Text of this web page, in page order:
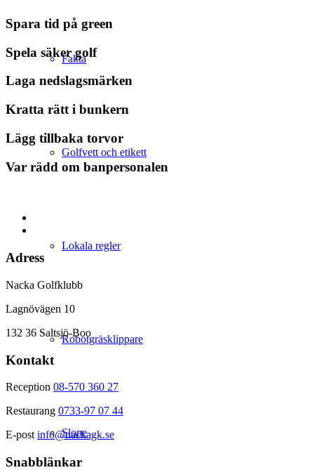
Fakta
Golfvett och etikett
Lokala regler
Robotgräsklippare
Slope
Spara tid på green
Spela säker golf
Laga nedslagsmärken
Kratta rätt i bunkern
Lägg tillbaka torvor
Var rädd om banpersonalen
Adress
Nacka Golfklubb
Lagnövägen 10
132 36 Saltsjö-Boo
Kontakt
Reception 08-570 360 27
Restaurang 0733-97 07 44
E-post info@nackagk.se
Snabblänkar